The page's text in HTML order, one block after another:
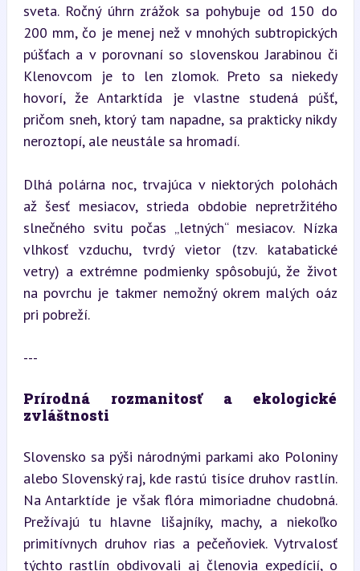
sveta. Ročný úhrn zrážok sa pohybuje od 150 do
200 mm, čo je menej než v mnohých subtropických
púšťach a v porovnaní so slovenskou Jarabinou či
Klenovcom je to len zlomok. Preto sa niekedy
hovorí, že Antarktída je vlastne studená púšť,
pričom sneh, ktorý tam napadne, sa prakticky nikdy
neroztopí, ale neustále sa hromadí.
Dlhá polárna noc, trvajúca v niektorých polohách
až šesť mesiacov, strieda obdobie nepretržitého
slnečného svitu počas „letných“ mesiacov. Nízka
vlhkosť vzduchu, tvrdý vietor (tzv. katabatické
vetry) a extrémne podmienky spôsobujú, že život
na povrchu je takmer nemožný okrem malých oáz
pri pobreží.
---
Prírodná rozmanitosť a ekologické
zvláštnosti
Slovensko sa pýši národnými parkami ako Poloniny
alebo Slovenský raj, kde rastú tisíce druhov rastlín.
Na Antarktíde je však flóra mimoriadne chudobná.
Prežívajú tu hlavne lišajníky, machy, a niekoľko
primitívnych druhov rias a pečeňoviek. Vytrvalosť
týchto rastlín obdivovali aj členovia expedícií, o